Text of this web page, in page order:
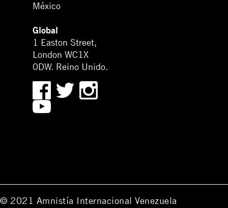
México
Global
1 Easton Street,
London WC1X
0DW. Reino Unido.
© 2021 Amnistía Internacional Venezuela